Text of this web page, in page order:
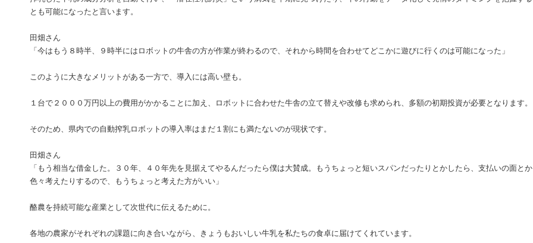
とも可能になったと言います。
田畑さん
「今はもう８時半、９時半にはロボットの牛舎の方が作業が終わるので、それから時間を合わせてどこかに遊びに行くのは可能になった」
このように大きなメリットがある一方で、導入には高い壁も。
１台で２０００万円以上の費用がかかることに加え、ロボットに合わせた牛舎の立て替えや改修も求められ、多額の初期投資が必要となります。
そのため、県内での自動搾乳ロボットの導入率はまだ１割にも満たないのが現状です。
田畑さん
「もう相当な借金した。３０年、４０年先を見据えてやるんだったら僕は大賛成。もうちょっと短いスパンだったりとかしたら、支払いの面と
色々考えたりするので、もうちょっと考えた方がいい」
酪農を持続可能な産業として次世代に伝えるために。
各地の農家がそれぞれの課題に向き合いながら、きょうもおいしい牛乳を私たちの食卓に届けてくれています。